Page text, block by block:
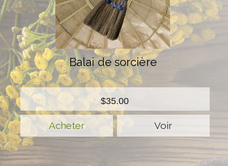
Balai de sorcière
$35.00
Voir